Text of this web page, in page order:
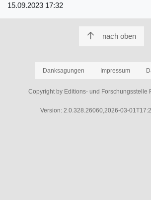
15.09.2023 17:32
nach oben
Danksagungen Impressum
Copyright by Editions- und Forschungsstelle
Version: 2.0.328.26060,2026-03-